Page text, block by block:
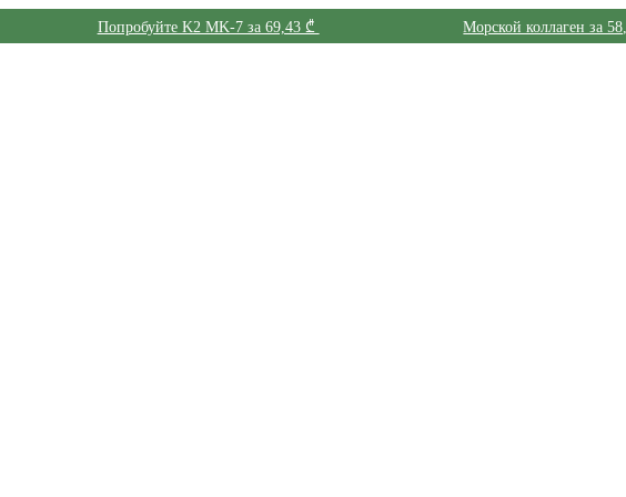
Попробуйте K2 MK-7 за 69,43 ₾ Морской коллаген за